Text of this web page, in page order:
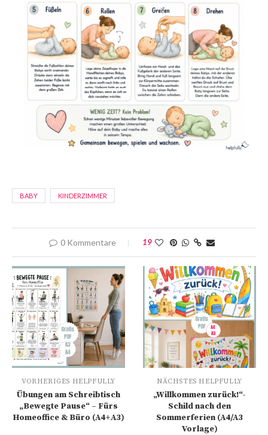
BABY KINDERZIMMER
0 Kommentare 19
VORHERIGES HELPFULLY
Übungen am Schreibtisch
„Bewegte Pause“ – Fürs
Homeoffice & Büro (A4+A3)
NÄCHSTES HELPFULLY
„Willkommen zurück!“-
Schild nach den
Sommerferien (A4/A3
Vorlage)